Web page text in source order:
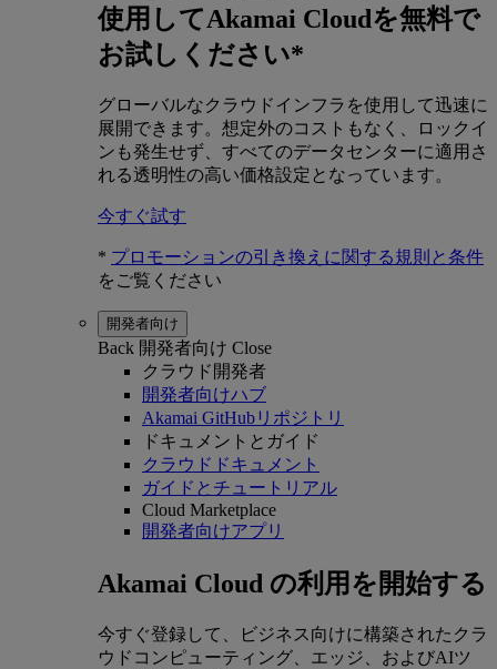
使用してAkamai Cloudを無料で
お試しください*
グローバルなクラウドインフラを使用して迅速に
展開できます。想定外のコストもなく、ロックイ
ンも発生せず、すべてのデータセンターに適用さ
れる透明性の高い価格設定となっています。
今すぐ試す
* プロモーションの引き換えに関する規則と条件
をご覧ください
開発者向け
Back 開発者向け Close
クラウド開発者
開発者向けハブ
Akamai GitHubリポジトリ
ドキュメントとガイド
クラウドドキュメント
ガイドとチュートリアル
Cloud Marketplace
開発者向けアプリ
Akamai Cloud の利用を開始する
今すぐ登録して、ビジネス向けに構築されたクラ
ウドコンピューティング、エッジ、およびAIツ